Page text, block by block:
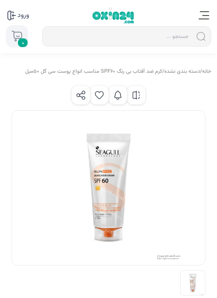
ورود
0
خانه/دسته بندی نشده/کرم ضد آفتاب بی رنگ SPF60 مناسب انواع پوست سی گل 50میل